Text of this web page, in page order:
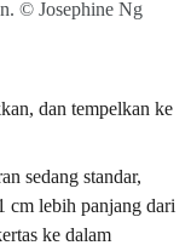
© Josephine Ng
dan tempelkan ke
sedang standar,
cm lebih panjang dari
ke dalam